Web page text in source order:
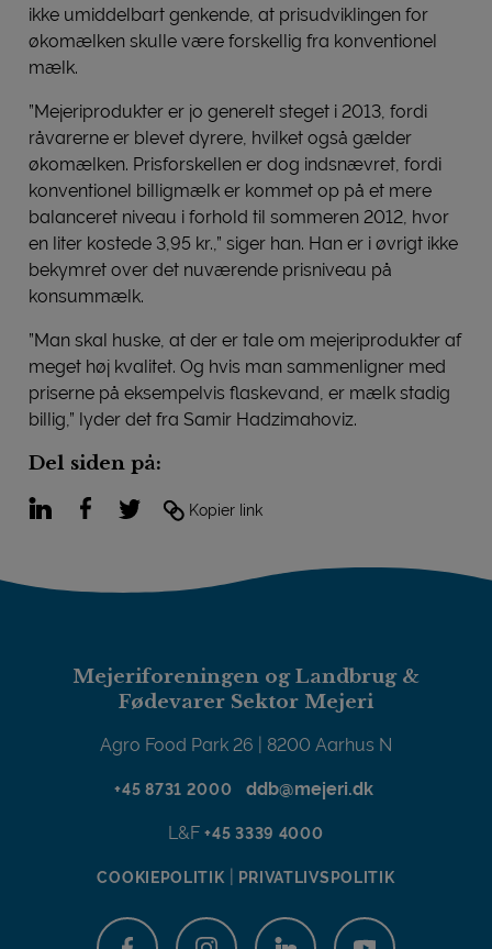
ikke umiddelbart genkende, at prisudviklingen for
økomælken skulle være forskellig fra konventionel
mælk.
”Mejeriprodukter er jo generelt steget i 2013, fordi
råvarerne er blevet dyrere, hvilket også gælder
økomælken. Prisforskellen er dog indsnævret, fordi
konventionel billigmælk er kommet op på et mere
balanceret niveau i forhold til sommeren 2012, hvor
en liter kostede 3,95 kr.,” siger han. Han er i øvrigt ikke
bekymret over det nuværende prisniveau på
konsummælk.
”Man skal huske, at der er tale om mejeriprodukter af
meget høj kvalitet. Og hvis man sammenligner med
priserne på eksempelvis flaskevand, er mælk stadig
billig,” lyder det fra Samir Hadzimahoviz.
Del siden på:
LinkedInFacebook
TwitterKopier link
Mejeriforeningen og Landbrug &
Fødevarer Sektor Mejeri
Agro Food Park 26 | 8200 Aarhus N
+45 8731 2000 ddb@mejeri.dk
L&F+45 3339 4000
COOKIEPOLITIK PRIVATLIVSPOLITIK